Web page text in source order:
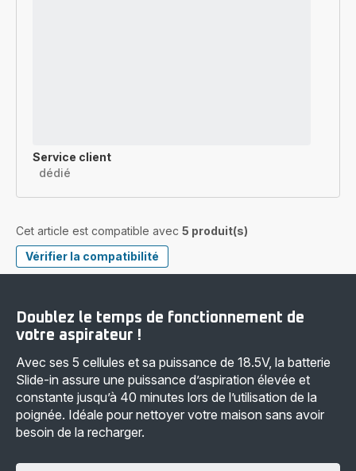
Service client
dédié
Cet article est compatible avec 5 produit(s)
Vérifier la compatibilité
Doublez le temps de fonctionnement de
votre aspirateur !
Avec ses 5 cellules et sa puissance de 18.5V, la batterie
Slide-in assure une puissance d’aspiration élevée et
constante jusqu’à 40 minutes lors de l’utilisation de la
poignée. Idéale pour nettoyer votre maison sans avoir
besoin de la recharger.